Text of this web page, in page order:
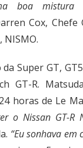
boa
Cox, Chefe
NISMO.
Super GT,
GT-R.
horas de Le
o Nissan GT-R
“Eu sonhava em